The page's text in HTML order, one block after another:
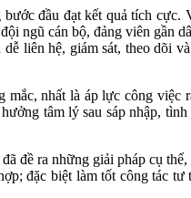
đầu đạt kết quả tích
ngũ cán bộ, đảng viên gần
liên hệ, giám sát, theo dõi
nhất là áp lực công
tâm lý sau sáp nhập,
đề ra những giải pháp cụ
đặc biệt làm tốt công tác